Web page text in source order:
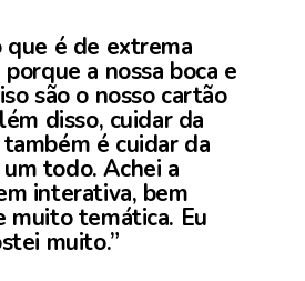
que é de extrema
a nossa boca e
são o nosso cartão
disso, cuidar da
é cuidar da
todo. Achei a
interativa, bem
muito temática. Eu
muito.”